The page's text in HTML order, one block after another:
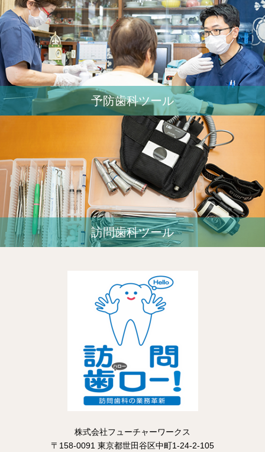
予防歯科ツール
訪問歯科ツール
株式会社フューチャーワークス
〒158-0091 東京都世田谷区中町1-24-2-105